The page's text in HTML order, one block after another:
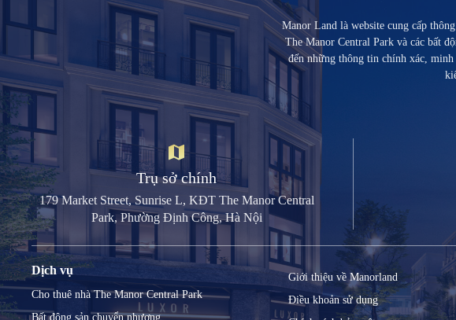
Manor Land là website cung cấp
The Manor Central Park và các bất
đến những thông tin chính xác,
Trụ sở chính
179 Market Street, Sunrise L, KĐT The Manor Central
Park, Phường Định Công, Hà Nội
Dịch vụ
Cho thuê nhà The Manor Central Park
Bất động sản chuyển nhượng
Giới thiệu về Manorland
Điều khoản sử dụng